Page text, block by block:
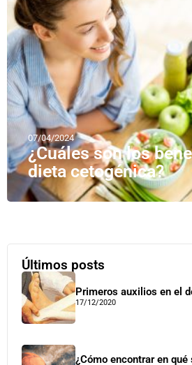
07/04/2024
¿Cuáles son los
dieta cetogénica?
Últimos posts
Primeros auxilios en el
17/12/2020
¿Cómo encontrar en